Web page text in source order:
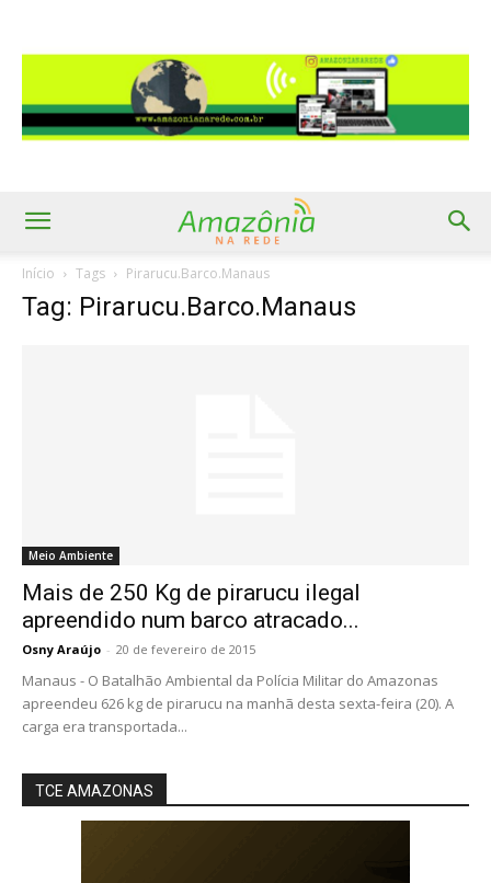
Início Tags Pirarucu.Barco.Manaus
Tag: Pirarucu.Barco.Manaus
Meio Ambiente
Mais de 250 Kg de pirarucu ilegal
apreendido num barco atracado...
Osny Araújo - 20 de fevereiro de 2015
Manaus - O Batalhão Ambiental da Polícia Militar do Amazonas
apreendeu 626 kg de pirarucu na manhã desta sexta-feira (20). A
carga era transportada...
TCE AMAZONAS